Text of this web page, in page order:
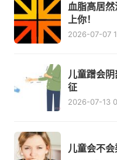
血脂高居
上你！
2026-07-07
儿童蹭会
征
2026-07-13
儿童会不